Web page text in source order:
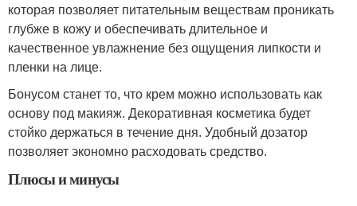
которая позволяет питательным веществам проникать
глубже в кожу и обеспечивать длительное и
качественное увлажнение без ощущения липкости и
пленки на лице.
Бонусом станет то, что крем можно использовать как
основу под макияж. Декоративная косметика будет
стойко держаться в течение дня. Удобный дозатор
позволяет экономно расходовать средство.
Плюсы и минусы